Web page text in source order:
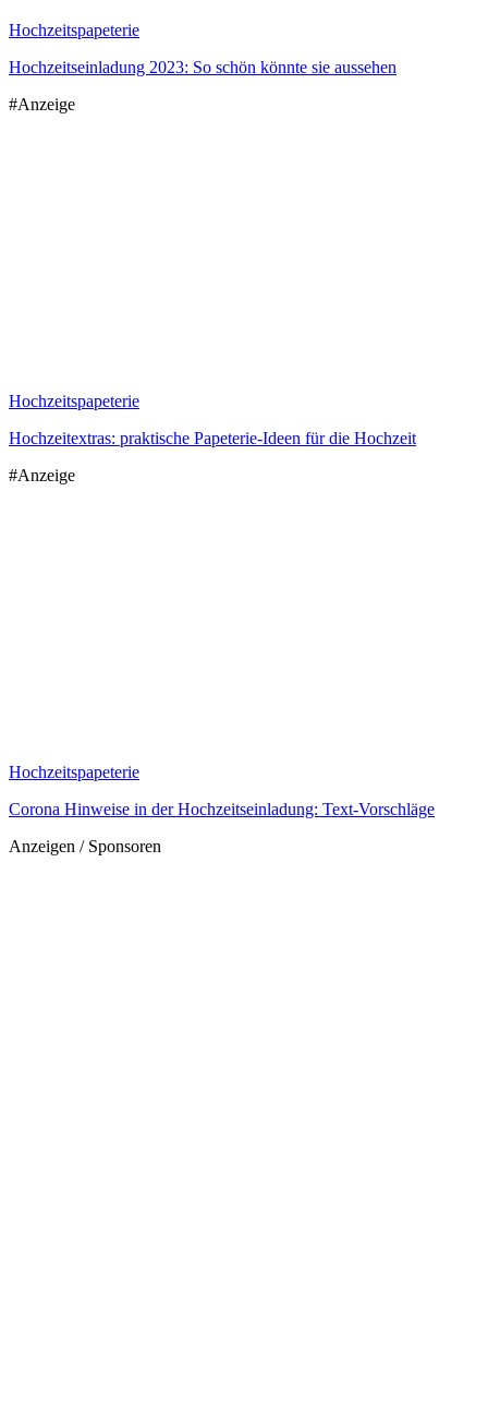
Hochzeitspapeterie
Hochzeitseinladung 2023: So schön könnte sie aussehen
#Anzeige
Hochzeitspapeterie
Hochzeitextras: praktische Papeterie-Ideen für die Hochzeit
#Anzeige
Hochzeitspapeterie
Corona Hinweise in der Hochzeitseinladung: Text-Vorschläge
Anzeigen / Sponsoren